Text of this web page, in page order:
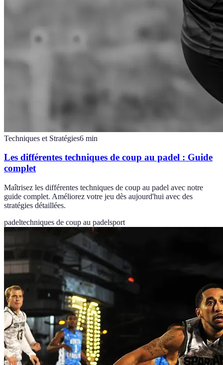
Techniques et Stratégies6 min
Les différentes techniques de coup au padel : Guide
complet
Maîtrisez les différentes techniques de coup au padel avec notre
guide complet. Améliorez votre jeu dès aujourd'hui avec des
stratégies détaillées.
padeltechniques de coup au padelsport